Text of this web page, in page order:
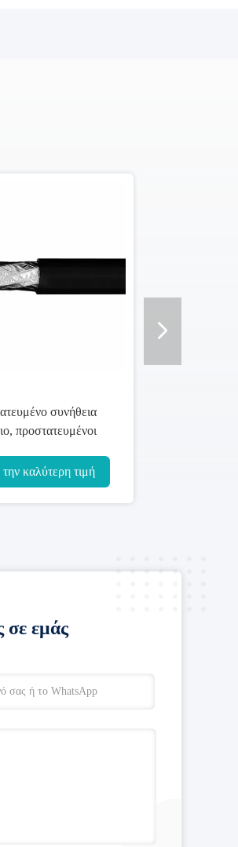
συνήθεια
προστατευμένοι
600/1000V 1~19
καλύτερη τιμή
σε εμάς